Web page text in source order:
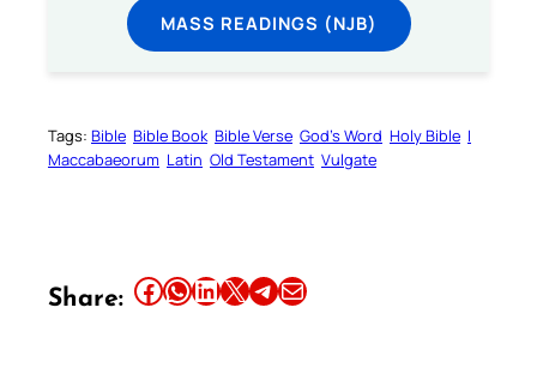
MASS READINGS (NJB)
Tags: Bible Bible Book Bible Verse God’s Word Holy Bible I
Maccabaeorum Latin Old Testament Vulgate
Share: Share this article on Facebook Share this article on WhatsApp Share this article on LinkedIn Share this article on X Share this article on TelegramEmail this Article